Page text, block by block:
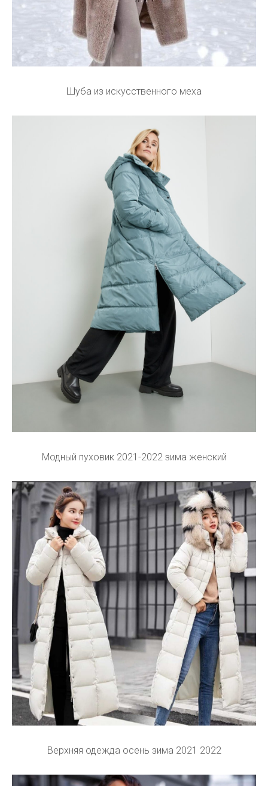
Шуба из искусственного меха
Модный пуховик 2021-2022 зима женский
Верхняя одежда осень зима 2021 2022